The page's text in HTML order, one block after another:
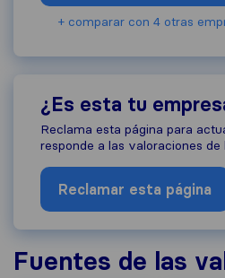
+ comparar con 4 otras
¿Es esta tu
Reclama esta página para
responde a las valoraciones de
Reclamar esta página
Fuentes de las